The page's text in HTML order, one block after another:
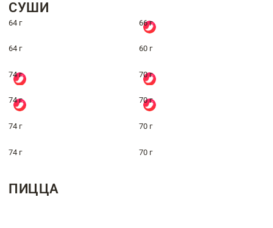
СУШИ
64 г 66 г
64 г 60 г
74 г 70 г
74 г 70 г
74 г 70 г
74 г 70 г
ПИЦЦА